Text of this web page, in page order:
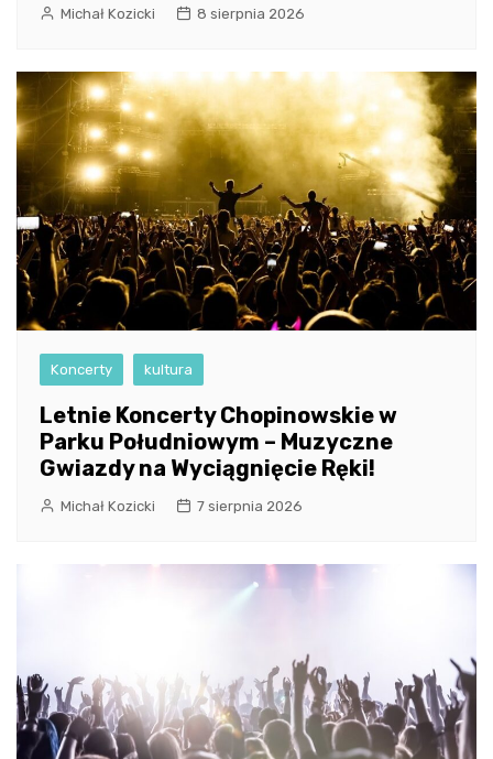
Michał Kozicki 8 sierpnia 2026
Koncerty kultura
Letnie Koncerty Chopinowskie w
Parku Południowym – Muzyczne
Gwiazdy na Wyciągnięcie Ręki!
Michał Kozicki 7 sierpnia 2026